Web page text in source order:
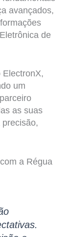
avançados,
de
ElectronX,
um
as suas
a Régua